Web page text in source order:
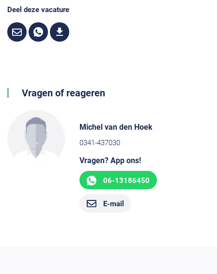
Deel deze vacature
Vragen of reageren
Michel van den Hoek
0341-437030
Vragen? App ons!
06-13186450
E-mail